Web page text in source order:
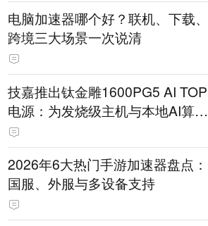
电脑加速器哪个好？联机、下载、
跨境三大场景一次说清
技嘉推出钛金雕1600PG5 AI TOP
电源：为发烧级主机与本地AI算力
打造旗舰供电方案
2026年6大热门手游加速器盘点：
国服、外服与多设备支持